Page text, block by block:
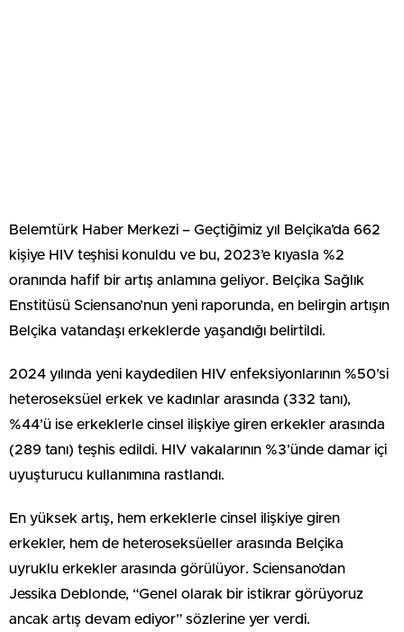
Belemtürk Haber Merkezi – Geçtiğimiz yıl Belçika’da 662
kişiye HIV teşhisi konuldu ve bu, 2023’e kıyasla %2
oranında hafif bir artış anlamına geliyor. Belçika Sağlık
Enstitüsü Sciensano’nun yeni raporunda, en belirgin artışın
Belçika vatandaşı erkeklerde yaşandığı belirtildi.
2024 yılında yeni kaydedilen HIV enfeksiyonlarının %50’si
heteroseksüel erkek ve kadınlar arasında (332 tanı),
%44’ü ise erkeklerle cinsel ilişkiye giren erkekler arasında
(289 tanı) teşhis edildi. HIV vakalarının %3’ünde damar içi
uyuşturucu kullanımına rastlandı.
En yüksek artış, hem erkeklerle cinsel ilişkiye giren
erkekler, hem de heteroseksüeller arasında Belçika
uyruklu erkekler arasında görülüyor. Sciensano’dan
Jessika Deblonde, “Genel olarak bir istikrar görüyoruz
ancak artış devam ediyor” sözlerine yer verdi.